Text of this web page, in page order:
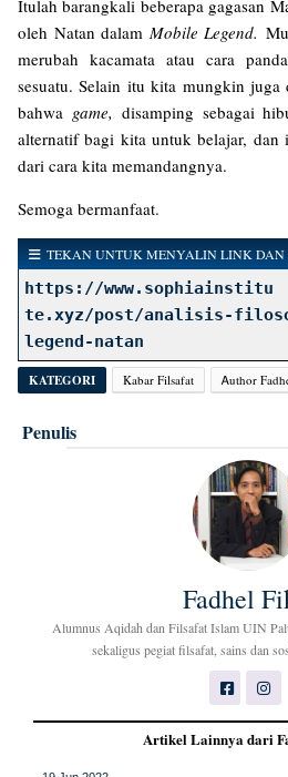
Itulah barangkali beberapa gagasan
oleh Natan dalam Mobile Legend.
merubah kacamata atau cara
sesuatu. Selain itu kita mungkin juga
bahwa game,disamping sebagai
alternatif bagi kita untuk belajar, dan
dari cara kita memandangnya.
Semoga bermanfaat.
TEKAN UNTUK MENYALIN LINK
https://www.sophiainstitu
te.xyz/post/analisis-
legend-natan
KATEGORI Kabar Filsafat Ꭺuthor
Penulis
Fadhel
Alumnus Aqidah dan Filsafat Islam UIN
sekaligus pegiat filsafat, sains dan
Artikel Lainnya dari